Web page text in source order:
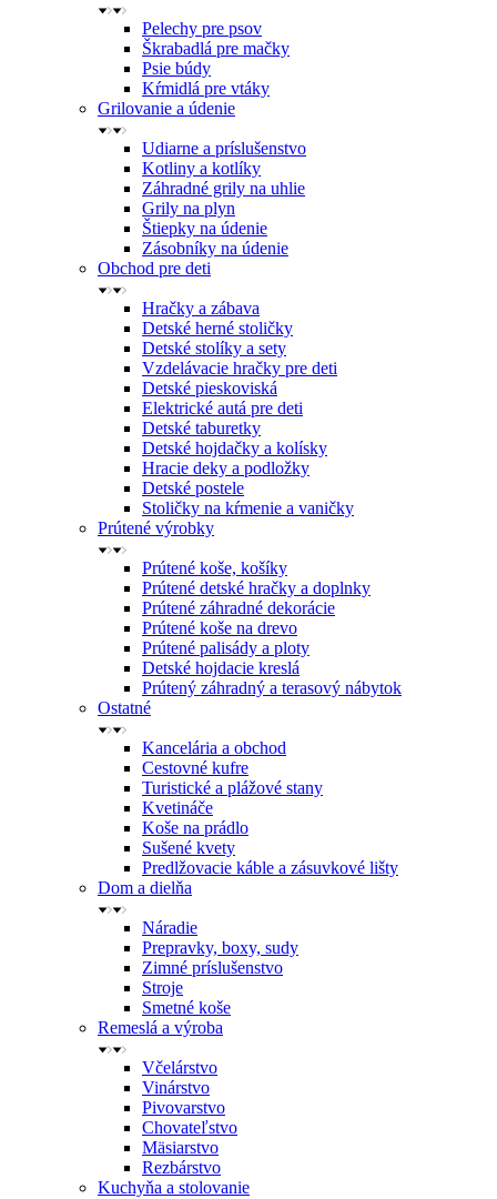
Pelechy pre psov
Škrabadlá pre mačky
Psie búdy
Kŕmidlá pre vtáky
Grilovanie a údenie
Udiarne a príslušenstvo
Kotliny a kotlíky
Záhradné grily na uhlie
Grily na plyn
Štiepky na údenie
Zásobníky na údenie
Obchod pre deti
Hračky a zábava
Detské herné stoličky
Detské stolíky a sety
Vzdelávacie hračky pre deti
Detské pieskoviská
Elektrické autá pre deti
Detské taburetky
Detské hojdačky a kolísky
Hracie deky a podložky
Detské postele
Stoličky na kŕmenie a vaničky
Prútené výrobky
Prútené koše, košíky
Prútené detské hračky a doplnky
Prútené záhradné dekorácie
Prútené koše na drevo
Prútené palisády a ploty
Detské hojdacie kreslá
Prútený záhradný a terasový nábytok
Ostatné
Kancelária a obchod
Cestovné kufre
Turistické a plážové stany
Kvetináče
Koše na prádlo
Sušené kvety
Predlžovacie káble a zásuvkové lišty
Dom a dielňa
Náradie
Prepravky, boxy, sudy
Zimné príslušenstvo
Stroje
Smetné koše
Remeslá a výroba
Včelárstvo
Vinárstvo
Pivovarstvo
Chovateľstvo
Mäsiarstvo
Rezbárstvo
Kuchyňa a stolovanie